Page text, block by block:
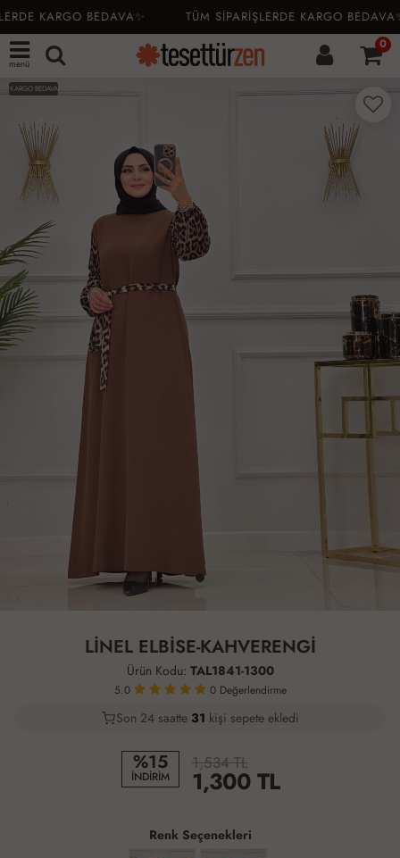
KARGO BEDAVA✨ TÜM SİPARİŞLERDE KARGO BEDAVA✨
menü
0
KARGO BEDAVA
LİNEL ELBİSE-KAHVERENGİ
Ürün Kodu: TAL1841-1300
5.0 0 Değerlendirme
25
Son 24 saatte 33 kişi sepete ekledi
14
%15
İNDİRİM
1,534 TL
1,300TL
Renk Seçenekleri